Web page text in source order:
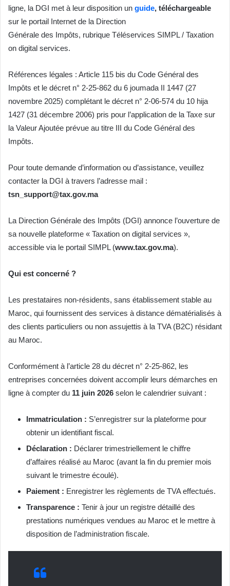
ligne, la DGI met à leur disposition un guide, téléchargeable
sur le portail Internet de la Direction
Générale des Impôts, rubrique Téléservices SIMPL / Taxation
on digital services.
Références légales : Article 115 bis du Code Général des
Impôts et le décret n° 2-25-862 du 6 joumada II 1447 (27
novembre 2025) complétant le décret n° 2-06-574 du 10 hija
1427 (31 décembre 2006) pris pour l’application de la Taxe sur
la Valeur Ajoutée prévue au titre III du Code Général des
Impôts.
Pour toute demande d’information ou d’assistance, veuillez
contacter la DGI à travers l’adresse mail :
tsn_support@tax.gov.ma
La Direction Générale des Impôts (DGI) annonce l’ouverture de
sa nouvelle plateforme « Taxation on digital services »,
accessible via le portail SIMPL (www.tax.gov.ma).
Qui est concerné ?
Les prestataires non-résidents, sans établissement stable au
Maroc, qui fournissent des services à distance dématérialisés à
des clients particuliers ou non assujettis à la TVA (B2C) résidant
au Maroc.
Conformément à l’article 28 du décret n° 2-25-862, les
entreprises concernées doivent accomplir leurs démarches en
ligne à compter du 11 juin 2026 selon le calendrier suivant :
Immatriculation : S’enregistrer sur la plateforme pour
obtenir un identifiant fiscal.
Déclaration : Déclarer trimestriellement le chiffre
d’affaires réalisé au Maroc (avant la fin du premier mois
suivant le trimestre écoulé).
Paiement : Enregistrer les règlements de TVA effectués.
Transparence : Tenir à jour un registre détaillé des
prestations numériques vendues au Maroc et le mettre à
disposition de l’administration fiscale.